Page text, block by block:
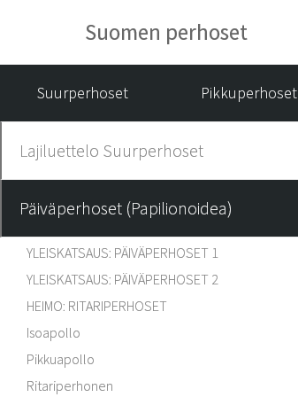
Suomen perhoset
Suurperhoset Pikkuperhoset
Lajiluettelo Suurperhoset
Päiväperhoset (Papilionoidea)
YLEISKATSAUS: PÄIVÄPERHOSET 1
YLEISKATSAUS: PÄIVÄPERHOSET 2
HEIMO: RITARIPERHOSET
Isoapollo
Pikkuapollo
Ritariperhonen